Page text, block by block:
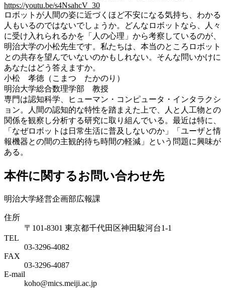
https://youtu.be/s4NsahcV_30
ロボットが人間の姿に近づくほど不安になる気持ち、わかる
人もいるのではないでしょうか。どんなロボットなら、人々
に受け入れられるかを「人の心理」から考察しているのが、
明治大学の小松先生です。私たちは、本当のところロボット
との共存を望んでいないのかもしれない。そんな問いかけに
あなたはどう答えますか。
小松 孝徳（こまつ たかのり）
明治大学総合数理学部 教授
専門は認知科学、ヒューマン・コンピュータ・インタラクシ
ョン。人間の認知的な特性を踏まえた上で、人と人工物との
関係を観察し分析する研究に取り組んでいる。最近は特に、
「なぜロボットは日常生活に普及しないのか」「ユーザと情
報機器との間の主観的待ち時間の軽減」という問題に興味が
ある。
本件に関するお問い合わせ先
明治大学経営企画部広報課
住所
〒101-8301 東京都千代田区神田駿河台1-1
TEL
03-3296-4082
FAX
03-3296-4087
E-mail
koho@mics.meiji.ac.jp